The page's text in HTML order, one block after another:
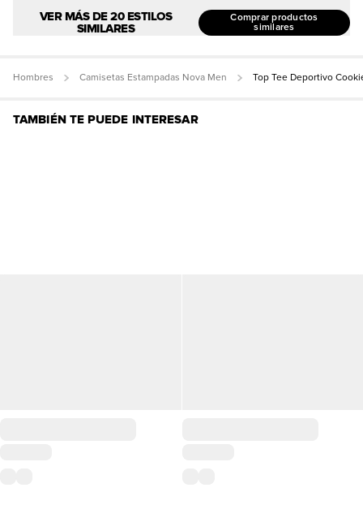
VER MÁS DE 20 ESTILOS
SIMILARES
Comprar productos
similares
Hombres Camisetas Estampadas Nova Men Top Tee Deportivo
TAMBIÉN TE PUEDE INTERESAR